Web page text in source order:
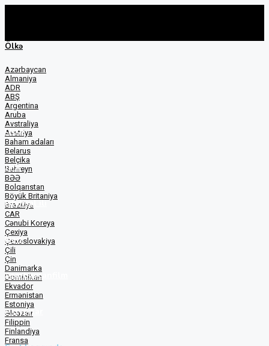
Ölkə
Janr
İstehsal ili
Hərf
Azərbaycanfilm
Aktyorlar
Ölkə
Azərbaycan
Almaniya
ADR
ABŞ
Argentina
Aruba
Avstraliya
Avstriya
Baham adaları
Belarus
Belçika
Bəhreyn
BƏƏ
Bolqarıstan
Böyük Britaniya
Braziliya
CAR
Cənubi Koreya
Çexiya
Çexoslovakiya
Çili
Çin
Danimarka
Dominikan
Ekvador
Ermənistan
Estoniya
Əlcəzair
Filippin
Finlandiya
Fransa